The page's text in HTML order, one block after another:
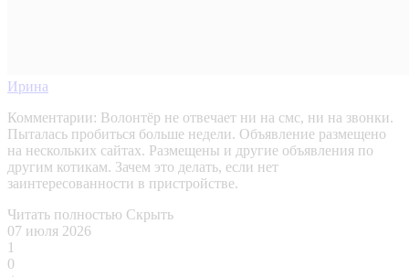
Ирина
Комментарии: Волонтёр не отвечает ни на смс, ни на звонки.
Пыталась пробиться больше недели. Объявление размещено
на нескольких сайтах. Размещены и другие объявления по
другим котикам. Зачем это делать, если нет
заинтересованности в пристройстве.
Читать полностью Скрыть
07 июля 2026
1
0